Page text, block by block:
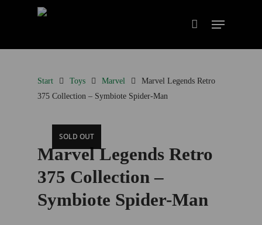
Start Toys Marvel
Marvel Legends Retro
375 Collection – Symbiote Spider-Man
SOLD OUT
Marvel Legends Retro
375 Collection –
Symbiote Spider-Man